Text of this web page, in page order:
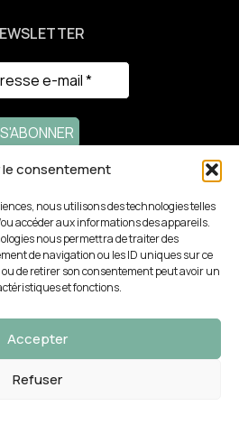
le consentement
nous utilisons des technologies telles
accéder aux informations des appareils.
nous permettra de traiter des
de navigation ou les ID uniques sur ce
de retirer son consentement peut avoir un
et fonctions.
Accepter
Refuser
du Roucagnier
Lunel-Viel